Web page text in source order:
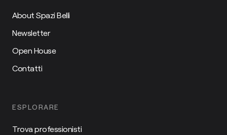
About Spazi Belli
Newsletter
Open House
Contatti
ESPLORARE
Trova professionisti